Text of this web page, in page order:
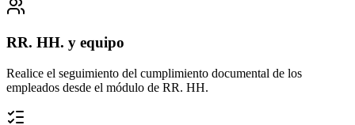
RR. HH. y equipo
Realice el seguimiento del cumplimiento documental de los
empleados desde el módulo de RR. HH.